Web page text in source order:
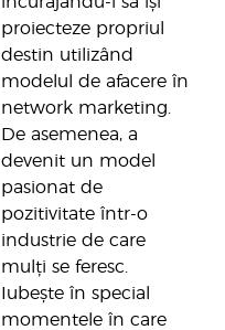
proiecteze propriul
destin utilizând
modelul de afacere în
network marketing.
De asemenea, a
devenit un model
pasionat de
pozitivitate într-o
industrie de care
mulți se feresc.
Iubește în special
momentele în care